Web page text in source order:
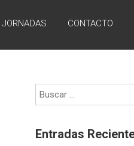
JORNADAS CONTACTO
Entradas